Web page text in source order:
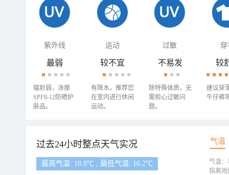
紫外线 运动 过敏 穿
最弱
辐射弱，涂擦
SPF8-12防晒护
肤品。
较不宜
有降水，推荐您
在室内进行休闲
运动。
不易发
除特殊体质，无
需担心过敏问
题。
较
建议穿
牛仔裤
过去24小时整点天气实况 气温
最高气温: 18.8℃ , 最低气温: 16.2℃
气温：
指离地